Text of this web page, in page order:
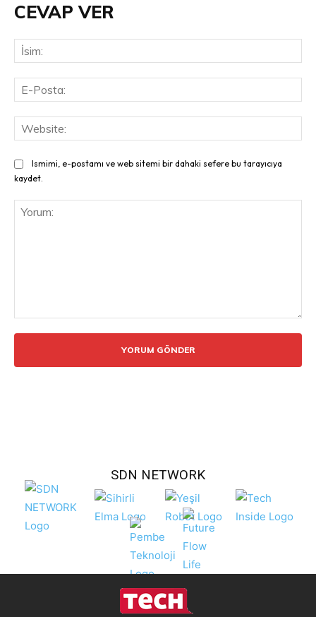
CEVAP VER
Ismimi, e-postamı ve web sitemi bir dahaki sefere bu tarayıcıya
kaydet.
SDN NETWORK